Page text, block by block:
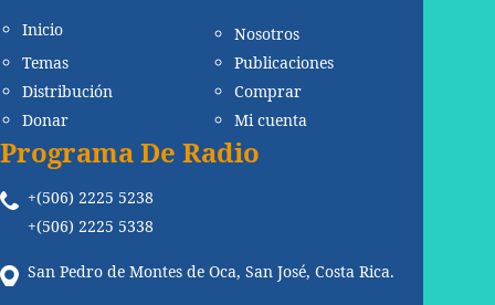
Inicio
Nosotros
Temas
Publicaciones
Distribución
Comprar
Donar
Mi cuenta
Programa De Radio
+(506) 2225 5238
+(506) 2225 5338
San Pedro de Montes de Oca, San José, Costa Rica.